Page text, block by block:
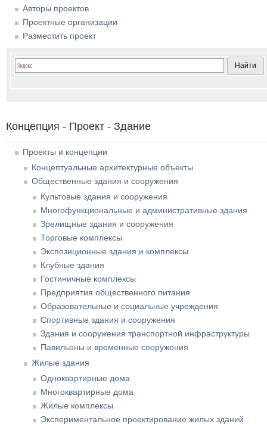
Авторы проектов
Проектные организации
Разместить проект
Концепция - Проект - Здание
Проекты и концепции
Концептуальные архитектурные объекты
Общественные здания и сооружения
Культовые здания и сооружения
Многофункциональные и административные здания
Зрелищные здания и сооружения
Торговые комплексы
Экспозиционные здания и комплексы
Клубные здания
Гостиничные комплексы
Предприятия общественного питания
Образовательные и социальные учреждения
Спортивные здания и сооружения
Здания и сооружения транспортной инфраструктуры
Павильоны и временные сооружения
Жилые здания
Одноквартирные дома
Многоквартирные дома
Жилые комплексы
Экспериментальное проектирование жилых зданий